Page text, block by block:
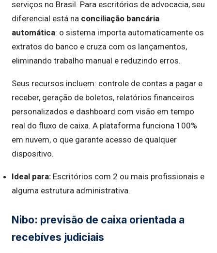
serviços no Brasil. Para escritórios de advocacia, seu
diferencial está na conciliação bancária
automática: o sistema importa automaticamente os
extratos do banco e cruza com os lançamentos,
eliminando trabalho manual e reduzindo erros.
Seus recursos incluem: controle de contas a pagar e
receber, geração de boletos, relatórios financeiros
personalizados e dashboard com visão em tempo
real do fluxo de caixa. A plataforma funciona 100%
em nuvem, o que garante acesso de qualquer
dispositivo.
Ideal para: Escritórios com 2 ou mais profissionais e
alguma estrutura administrativa.
Nibo: previsão de caixa orientada a
recebíves judiciais